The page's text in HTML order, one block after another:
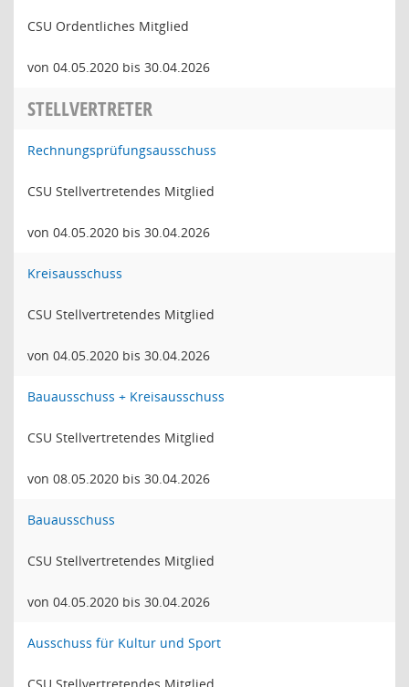
CSU Ordentliches Mitglied
von 04.05.2020 bis 30.04.2026
STELLVERTRETER
Rechnungsprüfungsausschuss
CSU Stellvertretendes Mitglied
von 04.05.2020 bis 30.04.2026
Kreisausschuss
CSU Stellvertretendes Mitglied
von 04.05.2020 bis 30.04.2026
Bauausschuss + Kreisausschuss
CSU Stellvertretendes Mitglied
von 08.05.2020 bis 30.04.2026
Bauausschuss
CSU Stellvertretendes Mitglied
von 04.05.2020 bis 30.04.2026
Ausschuss für Kultur und Sport